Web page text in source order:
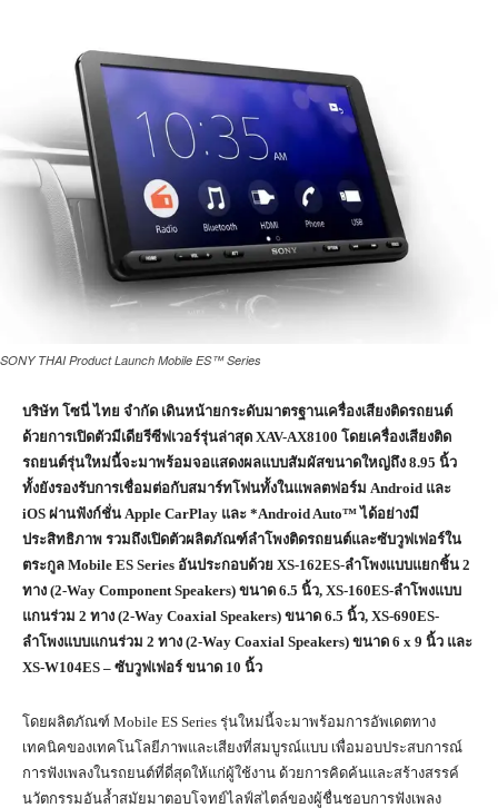
SONY THAI Product Launch Mobile ES™ Series
บริษัท โซนี่ ไทย จำกัด เดินหน้ายกระดับมาตรฐานเครื่องเสียงติดรถยนต์
ด้วยการเปิดตัวมีเดียรีซีฟเวอร์รุ่นล่าสุด XAV-AX8100 โดยเครื่องเสียงติด
รถยนต์รุ่นใหม่นี้จะมาพร้อมจอแสดงผลแบบสัมผัสขนาดใหญ่ถึง 8.95 นิ้ว
ทั้งยังรองรับการเชื่อมต่อกับสมาร์ทโฟนทั้งในแพลตฟอร์ม Android และ
iOS ผ่านฟังก์ชั่น Apple CarPlay และ *Android Auto™ ได้อย่างมี
ประสิทธิภาพ รวมถึงเปิดตัวผลิตภัณฑ์ลำโพงติดรถยนต์และซับวูฟเฟอร์ใน
ตระกูล Mobile ES Series อันประกอบด้วย XS-162ES-ลำโพงแบบแยกชิ้น 2
ทาง (2-Way Component Speakers) ขนาด 6.5 นิ้ว, XS-160ES-ลำโพงแบบ
แกนร่วม 2 ทาง (2-Way Coaxial Speakers) ขนาด 6.5 นิ้ว, XS-690ES-
ลำโพงแบบแกนร่วม 2 ทาง (2-Way Coaxial Speakers) ขนาด 6 x 9 นิ้ว และ
XS-W104ES – ซับวูฟเฟอร์ ขนาด 10 นิ้ว
โดยผลิตภัณฑ์ Mobile ES Series รุ่นใหม่นี้จะมาพร้อมการอัพเดตทาง
เทคนิคของเทคโนโลยีภาพและเสียงที่สมบูรณ์แบบ เพื่อมอบประสบการณ์
การฟังเพลงในรถยนต์ที่ดี่สุดให้แก่ผู้ใช้งาน ด้วยการคิดค้นและสร้างสรรค์
นวัตกรรมอันล้ำสมัยมาตอบโจทย์ไลฟ์สไตล์ของผู้ชื่นชอบการฟังเพลง